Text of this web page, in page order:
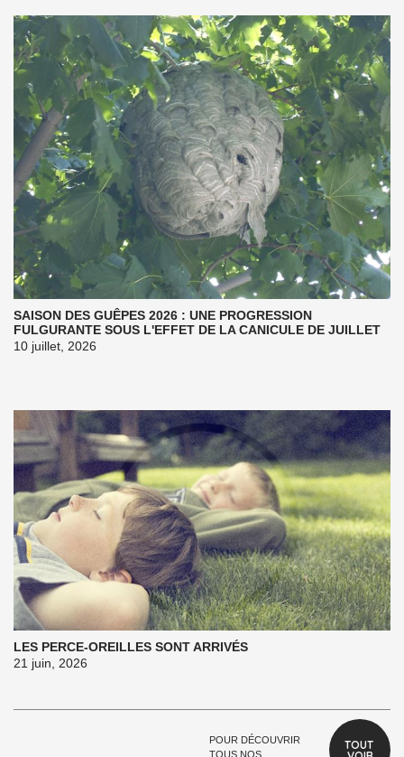
SAISON DES GUÊPES 2026 : UNE PROGRESSION
FULGURANTE SOUS L'EFFET DE LA CANICULE DE JUILLET
10 juillet, 2026
LES PERCE-OREILLES SONT ARRIVÉS
21 juin, 2026
POUR DÉCOUVRIR
TOUS NOS
TOUT